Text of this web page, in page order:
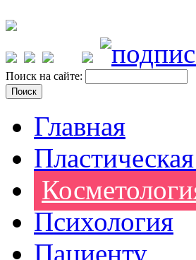
Поиск на сайте:
Главная
Психология
Пациенту